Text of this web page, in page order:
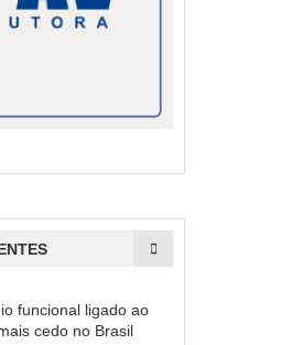
funcional ligado ao
cedo no Brasil